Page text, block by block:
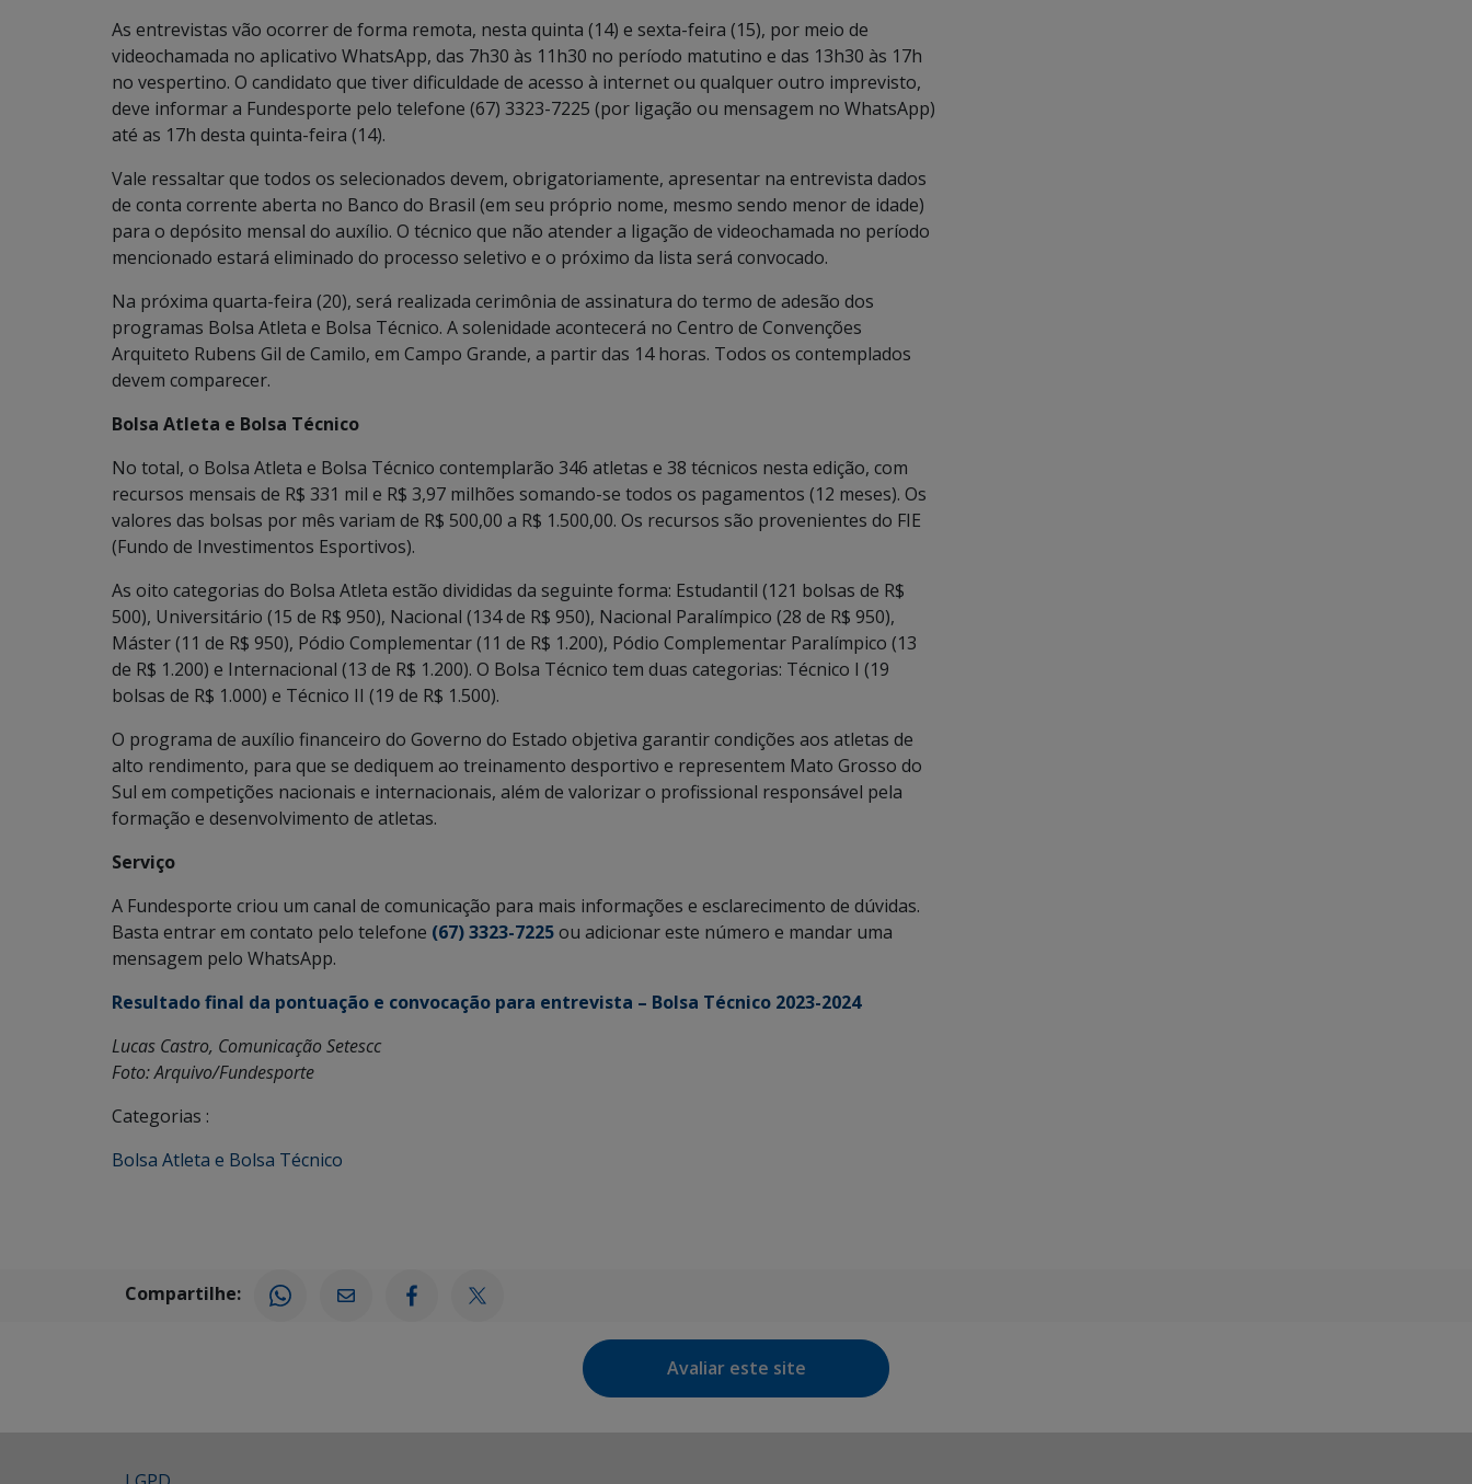
As entrevistas vão ocorrer de forma remota, nesta quinta (14) e sexta-feira (15), por meio de
videochamada no aplicativo WhatsApp, das 7h30 às 11h30 no período matutino e das 13h30 às 17h
no vespertino. O candidato que tiver dificuldade de acesso à internet ou qualquer outro imprevisto,
deve informar a Fundesporte pelo telefone (67) 3323-7225 (por ligação ou mensagem no WhatsApp)
até as 17h desta quinta-feira (14).
Vale ressaltar que todos os selecionados devem, obrigatoriamente, apresentar na entrevista dados
de conta corrente aberta no Banco do Brasil (em seu próprio nome, mesmo sendo menor de idade)
para o depósito mensal do auxílio. O técnico que não atender a ligação de videochamada no período
mencionado estará eliminado do processo seletivo e o próximo da lista será convocado.
Na próxima quarta-feira (20), será realizada cerimônia de assinatura do termo de adesão dos
programas Bolsa Atleta e Bolsa Técnico. A solenidade acontecerá no Centro de Convenções
Arquiteto Rubens Gil de Camilo, em Campo Grande, a partir das 14 horas. Todos os contemplados
devem comparecer.
Bolsa Atleta e Bolsa Técnico
No total, o Bolsa Atleta e Bolsa Técnico contemplarão 346 atletas e 38 técnicos nesta edição, com
recursos mensais de R$ 331 mil e R$ 3,97 milhões somando-se todos os pagamentos (12 meses). Os
valores das bolsas por mês variam de R$ 500,00 a R$ 1.500,00. Os recursos são provenientes do FIE
(Fundo de Investimentos Esportivos).
As oito categorias do Bolsa Atleta estão divididas da seguinte forma: Estudantil (121 bolsas de R$
500), Universitário (15 de R$ 950), Nacional (134 de R$ 950), Nacional Paralímpico (28 de R$ 950),
Máster (11 de R$ 950), Pódio Complementar (11 de R$ 1.200), Pódio Complementar Paralímpico (13
de R$ 1.200) e Internacional (13 de R$ 1.200). O Bolsa Técnico tem duas categorias: Técnico I (19
bolsas de R$ 1.000) e Técnico II (19 de R$ 1.500).
O programa de auxílio financeiro do Governo do Estado objetiva garantir condições aos atletas de
alto rendimento, para que se dediquem ao treinamento desportivo e representem Mato Grosso do
Sul em competições nacionais e internacionais, além de valorizar o profissional responsável pela
formação e desenvolvimento de atletas.
Serviço
A Fundesporte criou um canal de comunicação para mais informações e esclarecimento de dúvidas.
Basta entrar em contato pelo telefone (67) 3323-7225ou adicionar este número e mandar uma
mensagem pelo WhatsApp.
Resultado final da pontuação e convocação para entrevista – Bolsa Técnico 2023-2024
Lucas Castro, Comunicação Setescc
Foto: Arquivo/Fundesporte
Categorias :
Bolsa Atleta e Bolsa Técnico
Compartilhe:
Avaliar este site